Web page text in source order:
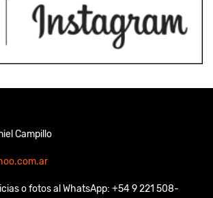
Campillo
o fotos al WhatsApp: +54 9 221 508-